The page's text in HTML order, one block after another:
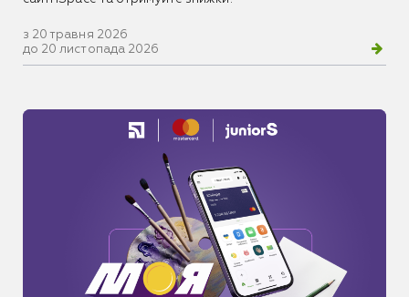
з 20 травня 2026
до 20 листопада 2026